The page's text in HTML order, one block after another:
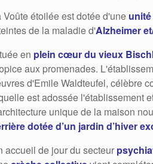
Voûte étoilée est dotée d'une
de la maladie d'Alzheimer
en plein cœur du vieux
aux promenades.
d'Emile Waldteufel, célèbre
est adossée l'établissement
unique de la maison
dotée d’un jardin d’hiver
accueil de jour du secteur